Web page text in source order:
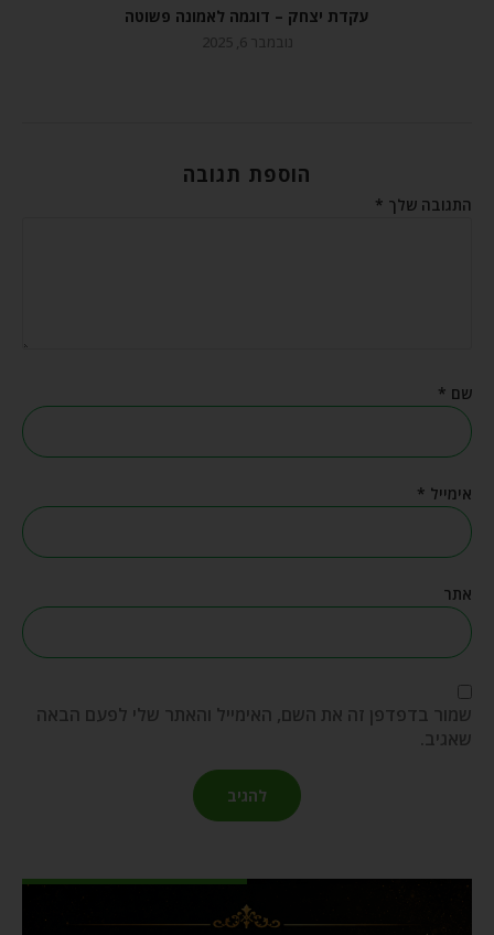
עקדת יצחק – דוגמה לאמונה פשוטה
נובמבר 6, 2025
הוספת תגובה
התגובה שלך *
שם *
אימייל *
אתר
שמור בדפדפן זה את השם, האימייל והאתר שלי לפעם הבאה
שאגיב.